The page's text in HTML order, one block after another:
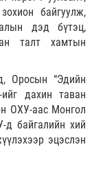
байгуулж,
дэд бүтэц,
талт хамтын
Оросын “Эдийн
ийг дахин таван
ОХУ-аас Монгол
д байгалийн хий
эцэслэн